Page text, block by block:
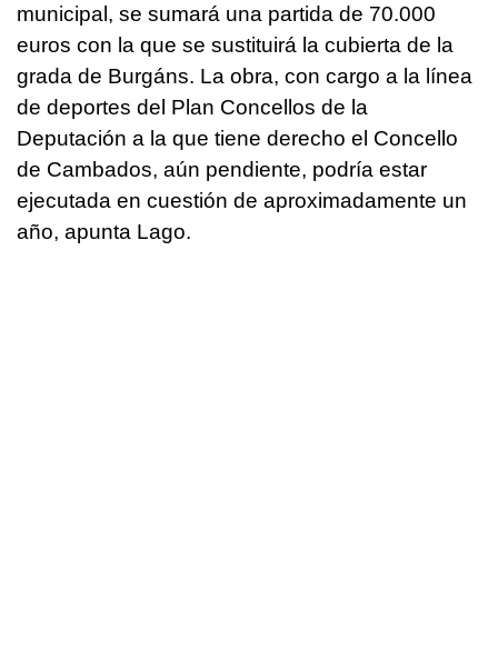
municipal, se sumará una partida de 70.000
euros con la que se sustituirá la cubierta de la
grada de Burgáns. La obra, con cargo a la línea
de deportes del Plan Concellos de la
Deputación a la que tiene derecho el Concello
de Cambados, aún pendiente, podría estar
ejecutada en cuestión de aproximadamente un
año, apunta Lago.